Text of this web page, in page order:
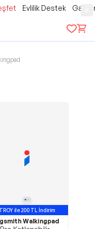
Evlilik Destek
TROY ile 200 TL İndirim
Avantajlı Ürün
Walkingpad